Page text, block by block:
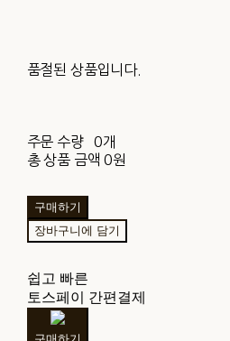
품절된 상품입니다.
주문 수량
0개
총 상품 금액 0원
구매하기
장바구니에 담기
쉽고 빠른
토스페이 간편결제